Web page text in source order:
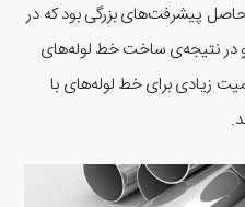
پیشرفت‌های بزرگی بود که در
رخ داد و در نتیجه‌ی ساخت خط لوله‌های
زیادی برای خط لوله‌های با